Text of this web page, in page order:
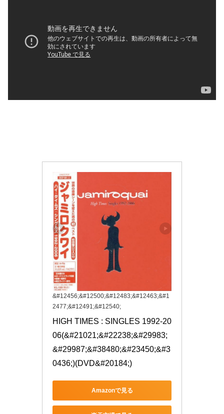
&#12456;&#12500;&#12483;&#12463;&#1
2477;&#12491;&#12540;
HIGH TIMES : SINGLES 1992-20
06(&#21021;&#22238;&#29983;
&#29987;&#38480;&#23450;&#3
0436;)(DVD&#20184;)
Amazonで見る